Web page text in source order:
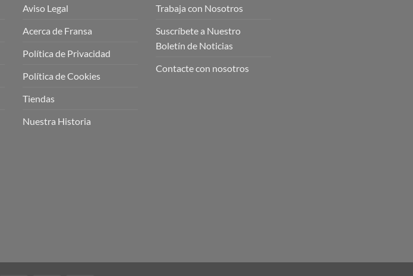
Aviso Legal
Acerca de Fransa
Política de Privacidad
Política de Cookies
Tiendas
Nuestra Historia
Trabaja con Nosotros
Suscríbete a Nuestro
Boletín de Noticias
Contacte con nosotros